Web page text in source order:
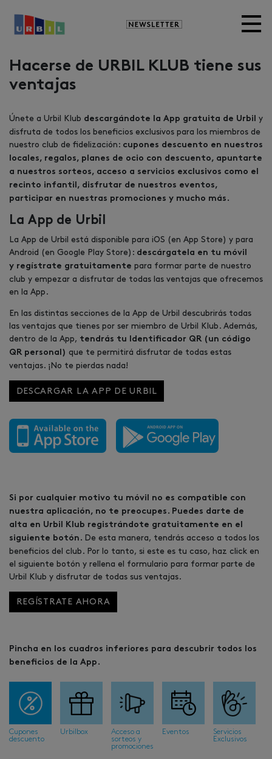
Newsletter
Hacerse de URBIL KLUB tiene sus
ventajas
Únete a Urbil Klub descargándote la App gratuita de Urbil
y
disfruta de todos los beneficios exclusivos para los miembros de
nuestro club de fidelización: cupones descuento en nuestros
locales, regalos, planes de ocio con descuento, apuntarte
a nuestros sorteos, acceso a servicios exclusivos como el
recinto infantil, disfrutar de nuestros eventos,
participar en nuestras promociones y mucho más.
La App de Urbil
La App de Urbil está disponible para iOS (en App Store) y para
Android (en Google Play Store): descárgatela en tu móvil
y regístrate gratuitamente para formar parte de nuestro
club y empezar a disfrutar de todas las ventajas que ofrecemos
en la App.
En las distintas secciones de la App de Urbil descubrirás todas
las ventajas que tienes por ser miembro de Urbil Klub. Además,
dentro de la App, tendrás tu Identificador QR (un código
QR personal) que te permitirá disfrutar de todas estas
ventajas. ¡No te pierdas nada!
DESCARGAR LA APP DE URBIL
Si por cualquier motivo tu móvil no es compatible con
nuestra aplicación, no te preocupes. Puedes darte de
alta en Urbil Klub registrándote gratuitamente en el
siguiente botón. De esta manera, tendrás acceso a todos los
beneficios del club. Por lo tanto, si este es tu caso, haz click en
el siguiente botón y rellena el formulario para formar parte de
Urbil Klub y disfrutar de todas sus ventajas.
REGÍSTRATE AHORA
Pincha en los cuadros inferiores para descubrir todos los
beneficios de la App.
Image
Cupones
descuento
Image
Urbilbox
Image
Acceso a
sorteos y
promociones
Image
Eventos
Image
Servicios
Exclusivos